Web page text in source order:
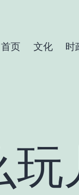
首页 文化 时
玩